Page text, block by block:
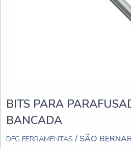
BITS PARA
BANCADA
DFG FERRAMENTAS / SÃO